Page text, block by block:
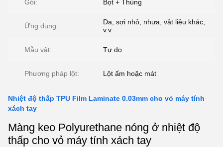
Gói: Bọt + Thùng
Ứng dụng:
Da, sợi nhỏ, nhựa, vật liệu khác,
v.v.
Mẫu vật: Tự do
Phương pháp lột: Lột ấm hoặc mát
Nhiệt độ thấp TPU Film Laminate 0.03mm cho vỏ máy tính
xách tay
Màng keo Polyurethane nóng ở nhiệt độ
thấp cho vỏ máy tính xách tay